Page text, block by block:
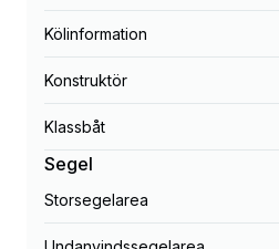
Kölinformation
Konstruktör
Klassbåt
Segel
Storsegelarea